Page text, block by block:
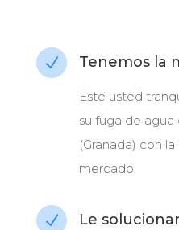
N Tenemos la
Este usted
su fuga de agua
(Granada) con
mercado.
N Le